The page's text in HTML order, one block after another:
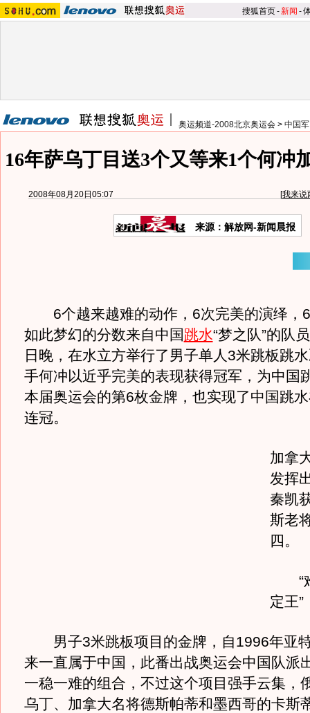
搜狐首页-新闻 -
奥运频道-2008北京奥运会 > 中国
16年萨乌丁目送3个又等来1个何冲
2008年08月20日05:07 [我来说
来源：解放网-新闻晨报
6个越来越难的动作，6次完美的演绎，6
如此梦幻的分数来自中国跳水“梦之队”的队
日晚，在水立方举行了男子单人3米跳板跳
手何冲以近乎完美的表现获得冠军，为中国
本届奥运会的第6枚金牌，也实现了中国跳
连冠。
加拿
发挥
秦凯
斯老
四。
“难
定王”
男子3米跳板项目的金牌，自1996年亚
来一直属于中国，此番出战奥运会中国队派
一稳一难的组合，不过这个项目强手云集，
乌丁、加拿大名将德斯帕蒂和墨西哥的卡斯